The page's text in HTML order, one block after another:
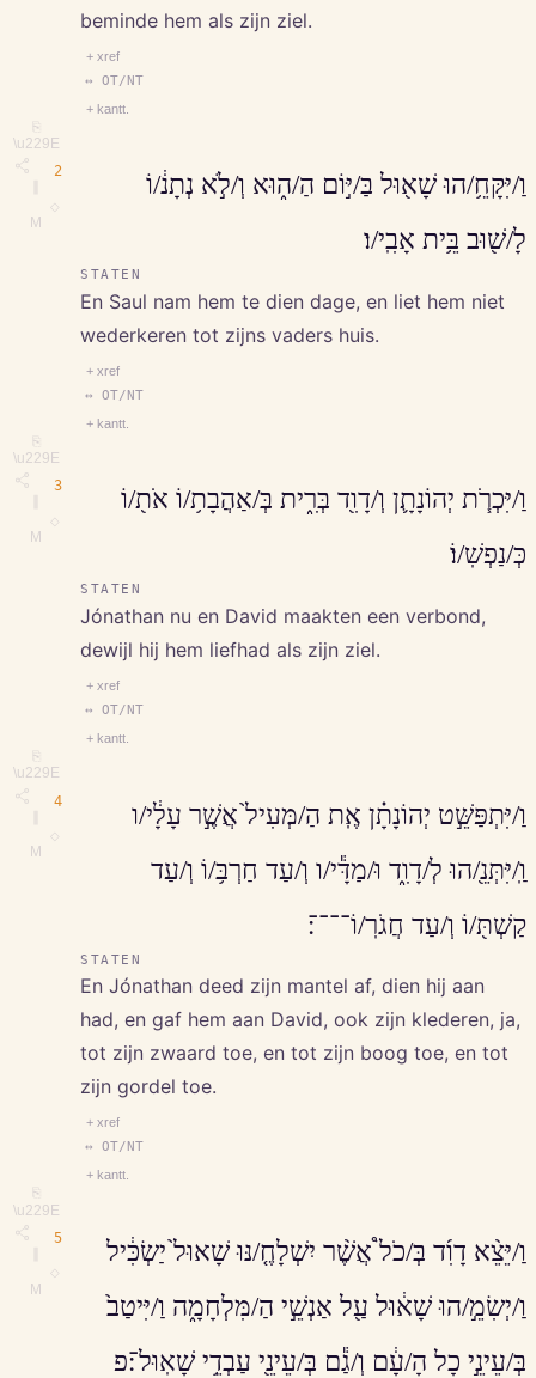
⎘
\u229E
M
beminde hem als zijn ziel.
+ xref
↔ OT/NT
+ kantt.
2
⎘
\u229E
M
וַ/יִּקָּחֵ֥/הוּ שָׁא֖וּל בַּ/יּ֣וֹם הַ/ה֑וּא וְ/לֹ֣א נְתָנ֔/וֹ
לָ/שׁ֖וּב בֵּ֥ית אָבִֽי/ו׃
STATEN
En Saul nam hem te dien dage, en liet hem niet
wederkeren tot zijns vaders huis.
+ xref
↔ OT/NT
+ kantt.
3
⎘
\u229E
M
וַ/יִּכְרֹ֧ת יְהוֹנָתָ֛ן וְ/דָוִ֖ד בְּרִ֑ית בְּ/אַהֲבָת֥/וֹ אֹת֖/וֹ
כְּ/נַפְשֽׁ/וֹ׃
STATEN
Jónathan nu en David maakten een verbond,
dewijl hij hem liefhad als zijn ziel.
+ xref
↔ OT/NT
+ kantt.
4
⎘
\u229E
M
וַ/יִּתְפַּשֵּׁ֣ט יְהוֹנָתָ֗ן אֶֽת הַ/מְּעִיל֙ אֲשֶׁ֣ר עָלָ֔י/ו
וַֽ/יִּתְּנֵ֖/הוּ לְ/דָוִ֑ד וּ/מַדָּ֕י/ו וְ/עַד חַרְבּ֥/וֹ וְ/עַד
קַשְׁתּ֖/וֹ וְ/עַד חֲגֹרֽ/וֹ־־־־׃
STATEN
En Jónathan deed zijn mantel af, dien hij aan
had, en gaf hem aan David, ook zijn klederen, ja,
tot zijn zwaard toe, en tot zijn boog toe, en tot
zijn gordel toe.
+ xref
↔ OT/NT
+ kantt.
5
וַ/יֵּצֵ֨א דָוִ֜ד בְּ/כֹל֩ אֲשֶׁ֨ר יִשְׁלָחֶ֤/נּוּ שָׁאוּל֙ יַשְׂכִּ֔יל
וַ/יְשִׂמֵ֣/הוּ שָׁא֔וּל עַ֖ל אַנְשֵׁ֣י הַ/מִּלְחָמָ֑ה וַ/יִּיטַב֙
בְּ/עֵינֵ֣י כָל הָ/עָ֔ם וְ/גַ֕ם בְּ/עֵינֵ֖י עַבְדֵ֥י שָׁאֽוּל־׃פ